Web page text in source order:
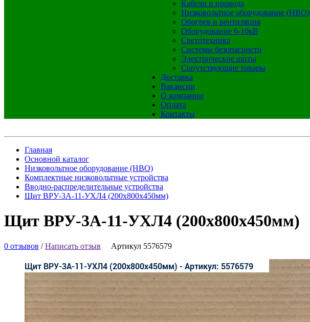
Кабели и провода
Низковольтное оборудование (НВО)
Обогрев и вентиляция
Оборудование 6-10кВ
Светотехника
Системы безопасности
Электрические щиты
Сопутствующие товары
Доставка
Вакансии
О компании
Оплата
Контакты
Главная
Основной каталог
Низковольтное оборудование (НВО)
Комплектные низковольтные устройства
Вводно-распределительные устройства
Щит ВРУ-3А-11-УХЛ4 (200х800х450мм)
Щит ВРУ-3А-11-УХЛ4 (200х800х450мм)
0 отзывов /Написать отзыв Артикул 5576579